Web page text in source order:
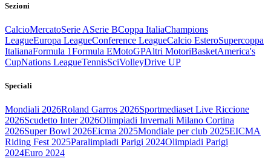
Sezioni
CalcioMercatoSerie ASerie BCoppa ItaliaChampions
LeagueEuropa LeagueConference LeagueCalcio EsteroSupercoppa
ItalianaFormula 1Formula EMotoGPAltri MotoriBasketAmerica's
CupNations LeagueTennisSciVolleyDrive UP
Speciali
Mondiali 2026Roland Garros 2026Sportmediaset Live Riccione
2026Scudetto Inter 2026Olimpiadi Invernali Milano Cortina
2026Super Bowl 2026Eicma 2025Mondiale per club 2025EICMA
Riding Fest 2025Paralimpiadi Parigi 2024Olimpiadi Parigi
2024Euro 2024